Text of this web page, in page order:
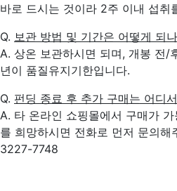
바로 드시는 것이라 2주 이내 섭취
Q. 보관 방법 및 기간은 어떻게 되
A. 상온 보관하시면 되며, 개봉 전/
년이 품질유지기한입니다.
Q. 펀딩 종료 후 추가 구매는 어디
A. 타 온라인 쇼핑몰에서 구매가
를 희망하시면 전화로 먼저 문의
3227-7748